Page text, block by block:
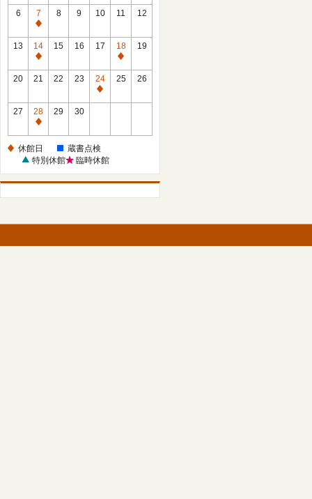
6
7
休
館
日
8 9 10 11 12
13
14
休
館
15 16 17
18
休
館
19
20 21 22 23
24
休
25 26
27
28
休
日
29 30
休館日
蔵書点検
特別休館
臨時休館